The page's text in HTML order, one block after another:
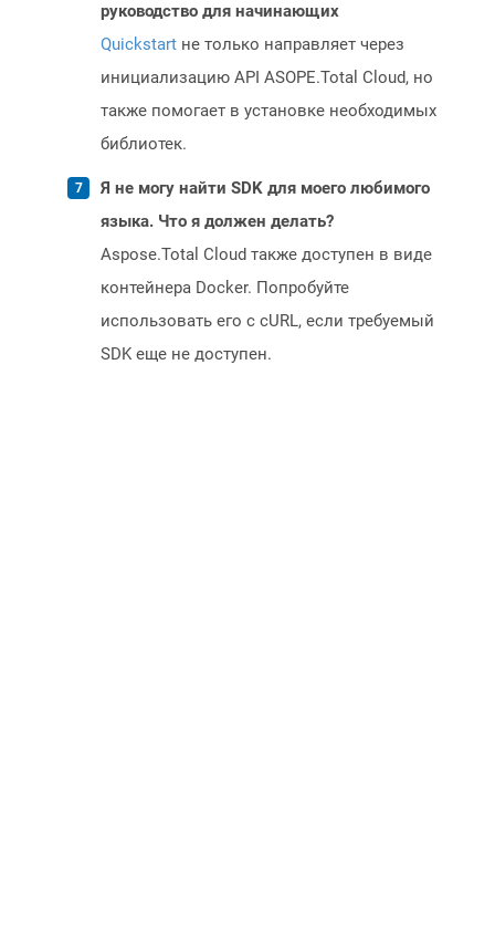
руководство для начинающих
Quickstart не только направляет через
инициализацию API ASOPE.Total Cloud, но
также помогает в установке необходимых
библиотек.
Я не могу найти SDK для моего любимого
языка. Что я должен делать?
Aspose.Total Cloud также доступен в виде
контейнера Docker. Попробуйте
использовать его с cURL, если требуемый
SDK еще не доступен.